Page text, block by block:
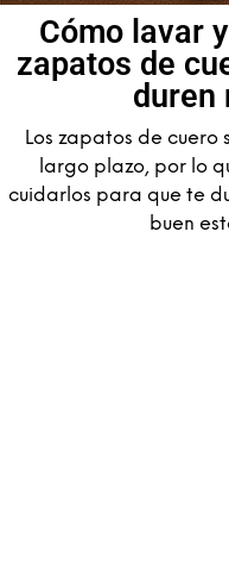
Cómo lavar
zapatos de
duren
Los zapatos de cuero
largo plazo, por lo
cuidarlos para que te
buen